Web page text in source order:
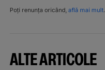
Poți renunța oricând, află mai mult.
ALTE ARTICOLE